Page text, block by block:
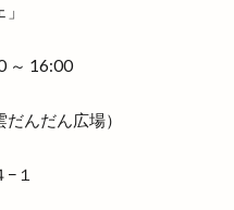
クリニックサロン
船
堀江薬局
～ 16:00
んだん広場）
１